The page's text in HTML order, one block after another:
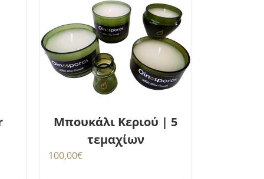
Μπουκάλι Κεριού | 5
τεμαχίων
100,00€